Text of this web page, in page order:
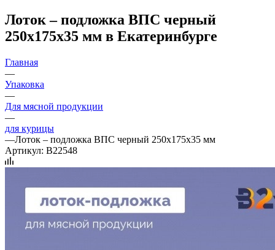
Лоток – подложка ВПС черный
250х175х35 мм в Екатеринбурге
Главная
—
Упаковка
—
Для мясной продукции
—
для курицы
—Лоток – подложка ВПС черный 250х175х35 мм
Артикул: B22548